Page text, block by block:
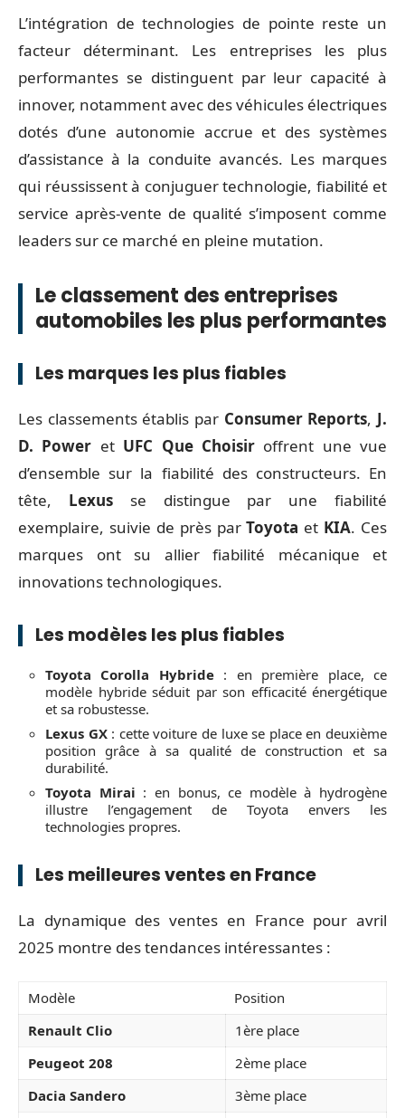
L’intégration de technologies de pointe reste un
facteur déterminant. Les entreprises les plus
performantes se distinguent par leur capacité à
innover, notamment avec des véhicules électriques
dotés d’une autonomie accrue et des systèmes
d’assistance à la conduite avancés. Les marques
qui réussissent à conjuguer technologie, fiabilité et
service après-vente de qualité s’imposent comme
leaders sur ce marché en pleine mutation.
Le classement des entreprises
automobiles les plus performantes
Les marques les plus fiables
Les classements établis par Consumer Reports, J.
D. Power et UFC Que Choisiroffrent une vue
d’ensemble sur la fiabilité des constructeurs. En
tête, Lexusse distingue par une fiabilité
exemplaire, suivie de près parToyota et KIA. Ces
marques ont su allier fiabilité mécanique et
innovations technologiques.
Les modèles les plus fiables
Toyota Corolla Hybride: en première place, ce
modèle hybride séduit par son efficacité énergétique
et sa robustesse.
Lexus GX: cette voiture de luxe se place en deuxième
position grâce à sa qualité de construction et sa
durabilité.
Toyota Mirai : en bonus, ce modèle à hydrogène
illustre l’engagement de Toyota envers les
technologies propres.
Les meilleures ventes en France
La dynamique des ventes en France pour avril
2025 montre des tendances intéressantes :
Modèle
Position
Renault Clio
1ère place
Peugeot 208
2ème place
Dacia Sandero
3ème place